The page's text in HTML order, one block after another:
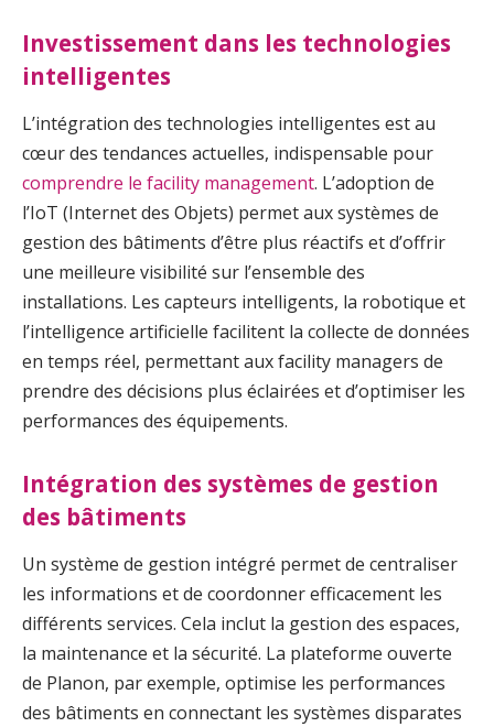
Investissement dans les technologies
intelligentes
L’intégration des technologies intelligentes est au
cœur des tendances actuelles, indispensable pour
comprendre le facility management. L’adoption de
l’IoT (Internet des Objets) permet aux systèmes de
gestion des bâtiments d’être plus réactifs et d’offrir
une meilleure visibilité sur l’ensemble des
installations. Les capteurs intelligents, la robotique et
l’intelligence artificielle facilitent la collecte de données
en temps réel, permettant aux facility managers de
prendre des décisions plus éclairées et d’optimiser les
performances des équipements.
Intégration des systèmes de gestion
des bâtiments
Un système de gestion intégré permet de centraliser
les informations et de coordonner efficacement les
différents services. Cela inclut la gestion des espaces,
la maintenance et la sécurité. La plateforme ouverte
de Planon, par exemple, optimise les performances
des bâtiments en connectant les systèmes disparates